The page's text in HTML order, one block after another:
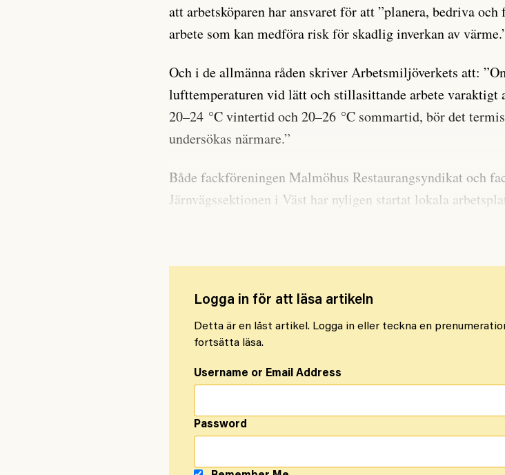
att arbetsköparen har ansvaret för att ”planera, bedriva
arbete som kan medföra risk för skadlig inverkan av
Och i de allmänna råden skriver Arbetsmiljöverkets att:
lufttemperaturen vid lätt och stillasittande arbete varaktigt
20–24 °C vintertid och 20–26 °C sommartid, bör det
undersökas närmare.”
Både fackföreningen Malmöhus Restaurangsyndikat och
Järnvägssektionen i Väst har nyligen startat lokala
Logga in för att läsa artikeln
Detta är en låst artikel. Logga in eller teckna en
fortsätta läsa.
Username or Email Address
Password